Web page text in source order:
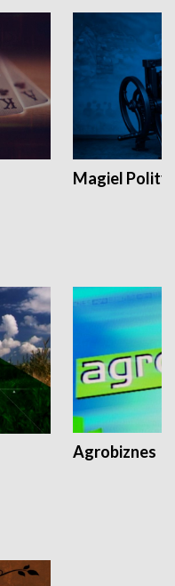
Magiel
Agrobiznes